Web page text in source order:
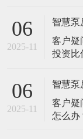
水系统
的“单
精细化
值体现在以
06
2025-11
客户疑
投资比
项目的
本”（
成本”
维护到
06
2025-11
客户疑
怎么办